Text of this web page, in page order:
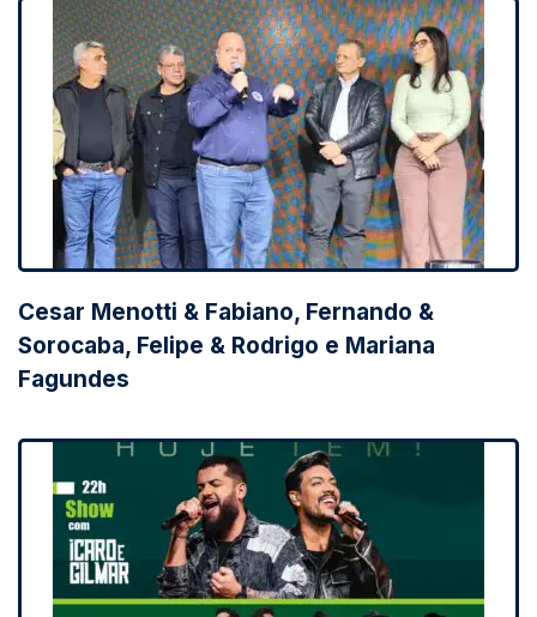
Cesar Menotti & Fabiano, Fernando &
Sorocaba, Felipe & Rodrigo e Mariana
Fagundes